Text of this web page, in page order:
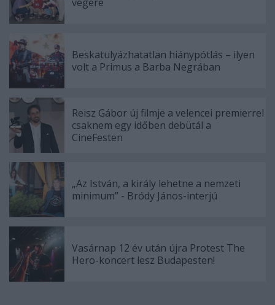
Beskatulyázhatatlan hiánypótlás – ilyen
volt a Primus a Barba Negrában
Reisz Gábor új filmje a velencei premierrel
csaknem egy időben debütál a
CineFesten
„Az István, a király lehetne a nemzeti
minimum” - Bródy János-interjú
Vasárnap 12 év után újra Protest The
Hero-koncert lesz Budapesten!